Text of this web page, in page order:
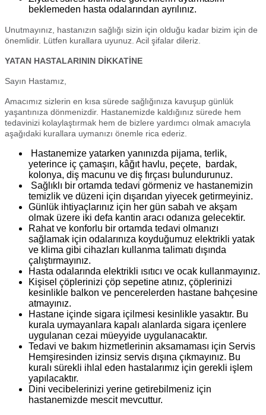
beklemeden hasta odalarından ayrılınız.
Unutmayınız, hastanızın sağlığı sizin için olduğu kadar bizim için de
önemlidir. Lütfen kurallara uyunuz. Acil şifalar dileriz.
YATAN HASTALARININ DİKKATİNE
Sayın Hastamız,
Amacımız sizlerin en kısa sürede sağlığınıza kavuşup günlük
yaşantınıza dönmenizdir. Hastanemizde kaldığınız sürede hem
tedavinizi kolaylaştırmak hem de bizlere yardımcı olmak amacıyla
aşağıdaki kurallara uymanızı önemle rica ederiz.
Hastanemize yatarken yanınızda pijama, terlik,
yeterince iç çamaşırı, kâğıt havlu, peçete, bardak,
kolonya, diş macunu ve diş fırçası bulundurunuz.
Sağlıklı bir ortamda tedavi görmeniz ve hastanemizin
temizlik ve düzeni için dışarıdan yiyecek getirmeyiniz.
Günlük ihtiyaçlarınız için her gün sabah ve akşam
olmak üzere iki defa kantin aracı odanıza gelecektir.
Rahat ve konforlu bir ortamda tedavi olmanızı
sağlamak için odalarınıza koyduğumuz elektrikli yatak
ve klima gibi cihazları kullanma talimatı dışında
çalıştırmayınız.
Hasta odalarında elektrikli ısıtıcı ve ocak kullanmayınız.
Kişisel çöplerinizi çöp sepetine atınız, çöplerinizi
kesinlikle balkon ve pencerelerden hastane bahçesine
atmayınız.
Hastane içinde sigara içilmesi kesinlikle yasaktır. Bu
kurala uymayanlara kapalı alanlarda sigara içenlere
uygulanan cezai müeyyide uygulanacaktır.
Tedavi ve bakım hizmetlerinin aksamaması için Servis
Hemşiresinden izinsiz servis dışına çıkmayınız. Bu
kuralı sürekli ihlal eden hastalarımız için gerekli işlem
yapılacaktır.
Dini vecibelerinizi yerine getirebilmeniz için
hastanemizde mescit mevcuttur.